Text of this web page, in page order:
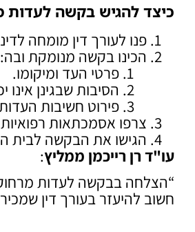
כיצד להגיש בקשה לעדות
פנו לעורך דין מומחה
הכינו בקשה מנומקת ובה:
פרטי העד ומיקומו.
הסיבות שבגינן אינו
פירוט חשיבות
צרפו אסמכתאות
הגישו את הבקשה לבית
עו"ד רן רייכמן ממליץ:
“הצלחה בבקשה לעדות מרחוק
חשוב להיעזר בעורך דין